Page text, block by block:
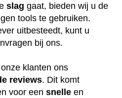
slag gaat, bieden wij u de
tools te gebruiken.
uitbesteedt, kunt u
bij ons.
klanten ons
reviews. Dit komt
voor een snelle en